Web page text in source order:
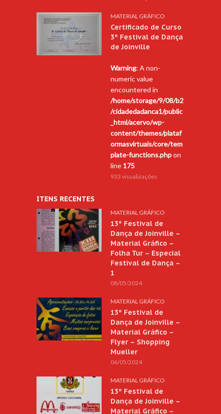
MATERIAL GRÁFICO
Certificado de Curso
3º Festival de Dança
de Joinville
Warning: A non-
numeric value
encountered in
/home/storage/9/08/b2
/cidadedadanca1/public
_html/acervo/wp-
content/themes/plataf
ormasvirtuais/core/tem
plate-functions.phpon
line 175
933 visualizações
ITENS RECENTES
MATERIAL GRÁFICO
13º Festival de
Dança de Joinville –
Material Gráfico –
Folha Tur – Especial
Festival de Dança –
1
08/05/2024
MATERIAL GRÁFICO
13º Festival de
Dança de Joinville –
Material Gráfico –
Flyer – Shopping
Mueller
06/05/2024
MATERIAL GRÁFICO
13º Festival de
Dança de Joinville –
Material Gráfico –